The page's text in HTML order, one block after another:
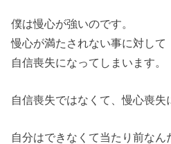
僕は慢心が強いのです。
慢心が満たされない事に対して
自信喪失になってしまいます。
自信喪失ではなくて、慢心喪失
自分はできなくて当たり前なん